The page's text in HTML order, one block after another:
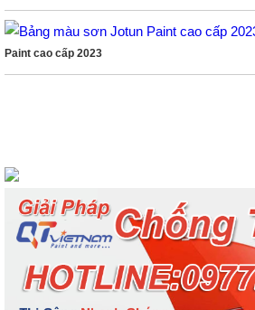
Paint cao cấp 2023